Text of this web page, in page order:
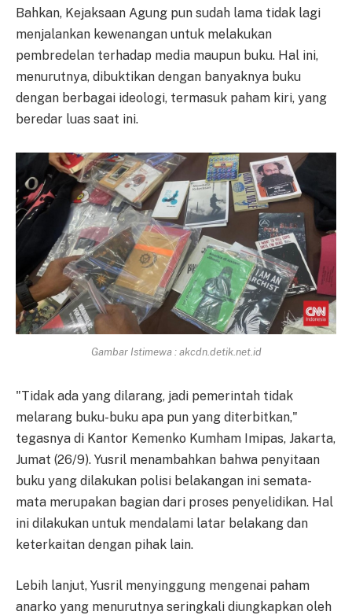
Bahkan, Kejaksaan Agung pun sudah lama tidak lagi
menjalankan kewenangan untuk melakukan
pembredelan terhadap media maupun buku. Hal ini,
menurutnya, dibuktikan dengan banyaknya buku
dengan berbagai ideologi, termasuk paham kiri, yang
beredar luas saat ini.
Gambar Istimewa : akcdn.detik.net.id
"Tidak ada yang dilarang, jadi pemerintah tidak
melarang buku-buku apa pun yang diterbitkan,"
tegasnya di Kantor Kemenko Kumham Imipas, Jakarta,
Jumat (26/9). Yusril menambahkan bahwa penyitaan
buku yang dilakukan polisi belakangan ini semata-
mata merupakan bagian dari proses penyelidikan. Hal
ini dilakukan untuk mendalami latar belakang dan
keterkaitan dengan pihak lain.
Lebih lanjut, Yusril menyinggung mengenai paham
anarko yang menurutnya seringkali diungkapkan oleh